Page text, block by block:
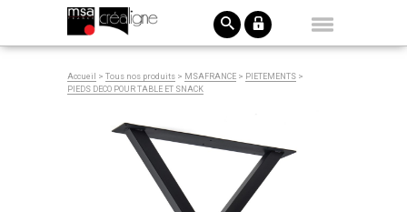
Accueil > Tous nos produits > MSAFRANCE > PIETEMENTS >
PIEDS DECO POUR TABLE ET SNACK